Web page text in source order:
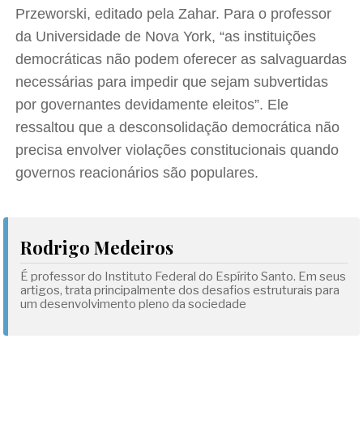
Przeworski, editado pela Zahar. Para o professor
da Universidade de Nova York, “as instituições
democráticas não podem oferecer as salvaguardas
necessárias para impedir que sejam subvertidas
por governantes devidamente eleitos”. Ele
ressaltou que a desconsolidação democrática não
precisa envolver violações constitucionais quando
governos reacionários são populares.
Rodrigo Medeiros
É professor do Instituto Federal do Espírito Santo. Em seus
artigos, trata principalmente dos desafios estruturais para
um desenvolvimento pleno da sociedade